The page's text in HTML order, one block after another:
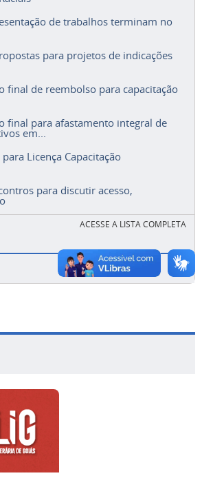
de trabalhos terminam no
para projetos de indicações
final de reembolso para capacitação
final para afastamento integral de
em...
Licença Capacitação
para discutir acesso,
ACESSE A LISTA COMPLETA